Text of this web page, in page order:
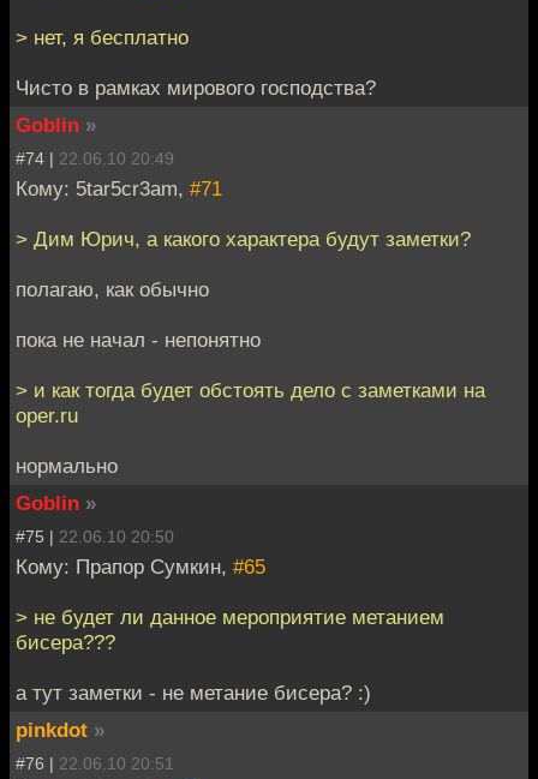
> нет, я бесплатно
Чисто в рамках мирового господства?
Goblin »
#74 | 22.06.10 20:49
Кому: 5tar5cr3am, #71
> Дим Юрич, а какого характера будут заметки?
полагаю, как обычно
пока не начал - непонятно
> и как тогда будет обстоять дело с заметками на
oper.ru
нормально
Goblin »
#75 | 22.06.10 20:50
Кому: Прапор Сумкин, #65
> не будет ли данное мероприятие метанием
бисера???
а тут заметки - не метание бисера? :)
pinkdot »
#76 | 22.06.10 20:51